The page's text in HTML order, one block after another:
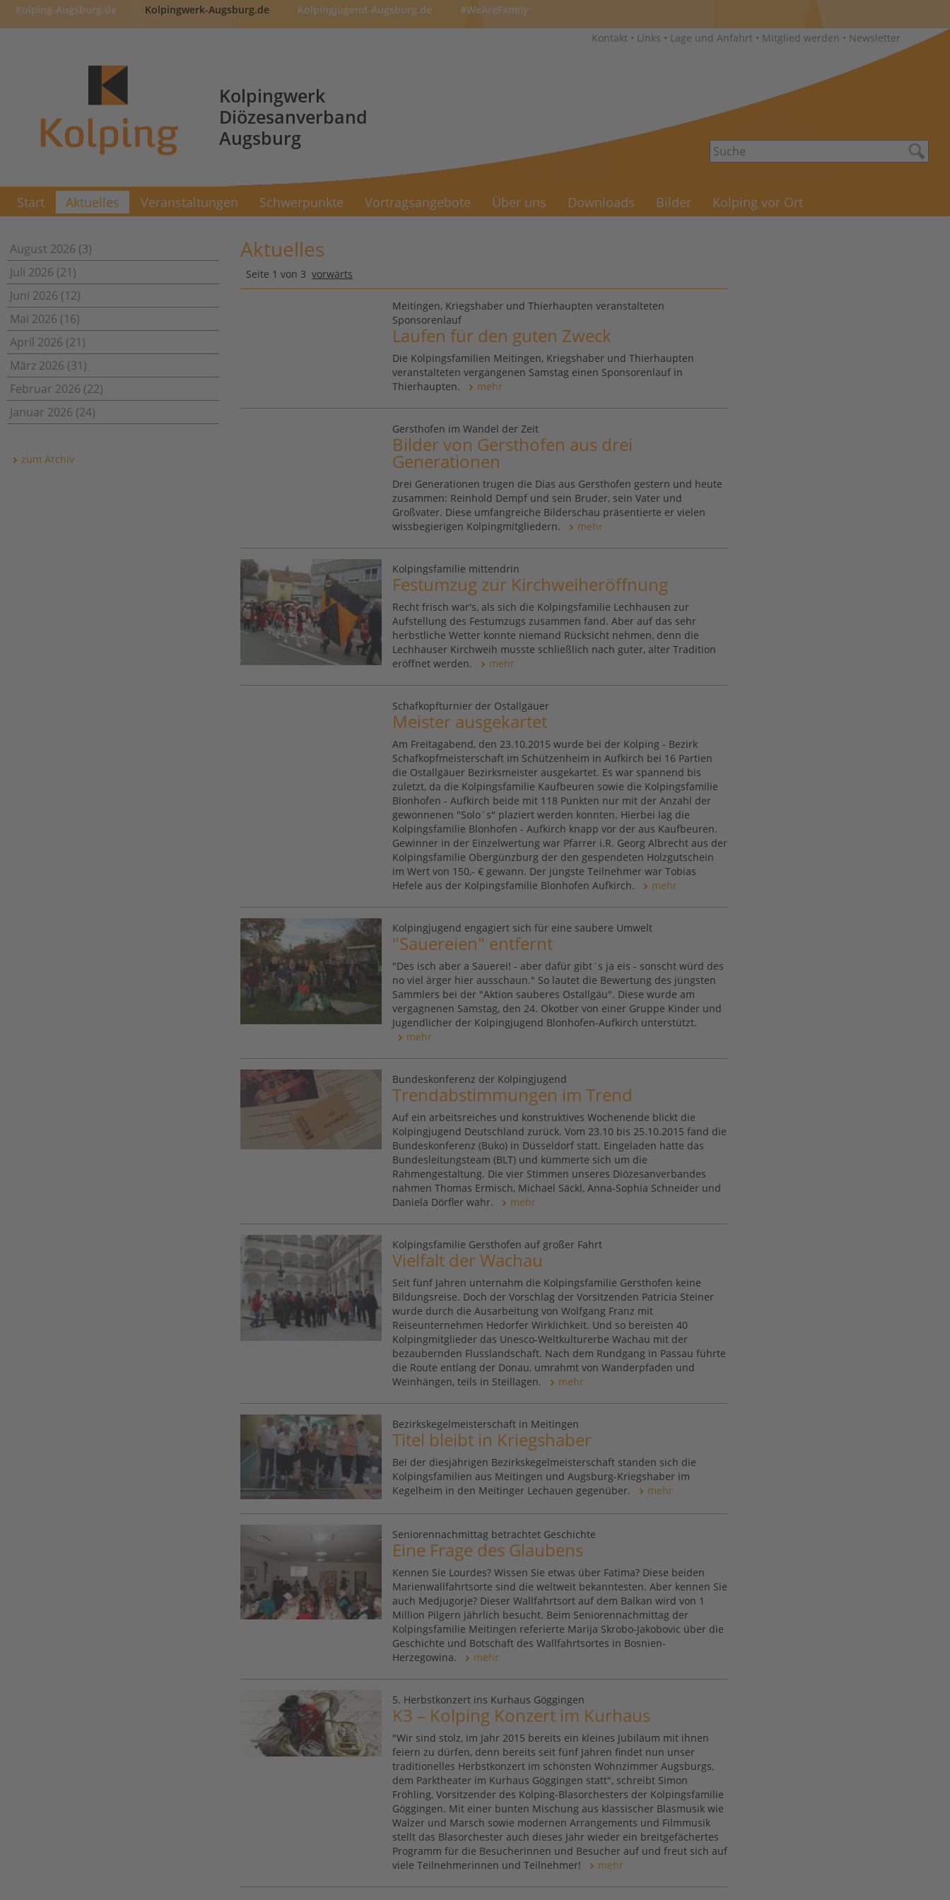
Kolping-Augsburg.de Kolpingwerk-Augsburg.de Kolpingjugend-Augsburg.de #WeAreFamily
Kontakt • Links • Lage und Anfahrt • Mitglied werden • Newsletter
Kolpingwerk
Diözesanverband
Augsburg
Start Aktuelles Veranstaltungen Schwerpunkte Vortragsangebote Über uns Downloads Bilder Kolping vor Ort
August 2026 (3)
Juli 2026 (21)
Juni 2026 (12)
Mai 2026 (16)
April 2026 (21)
März 2026 (31)
Februar 2026 (22)
Januar 2026 (24)
zum Archiv
Aktuelles
Seite 1 von 3 vorwärts
Meitingen, Kriegshaber und Thierhaupten veranstalteten
Sponsorenlauf
Laufen für den guten Zweck
Die Kolpingsfamilien Meitingen, Kriegshaber und Thierhaupten
veranstalteten vergangenen Samstag einen Sponsorenlauf in
Thierhaupten.
mehr
Gersthofen im Wandel der Zeit
Bilder von Gersthofen aus drei
Generationen
Drei Generationen trugen die Dias aus Gersthofen gestern und heute
zusammen: Reinhold Dempf und sein Bruder, sein Vater und
Großvater. Diese umfangreiche Bilderschau präsentierte er vielen
wissbegierigen Kolpingmitgliedern.
mehr
Kolpingsfamilie mittendrin
Festumzug zur Kirchweiheröffnung
Recht frisch war's, als sich die Kolpingsfamilie Lechhausen zur
Aufstellung des Festumzugs zusammen fand. Aber auf das sehr
herbstliche Wetter konnte niemand Rücksicht nehmen, denn die
Lechhauser Kirchweih musste schließlich nach guter, alter Tradition
eröffnet werden.
mehr
Schafkopfturnier der Ostallgäuer
Meister ausgekartet
Am Freitagabend, den 23.10.2015 wurde bei der Kolping - Bezirk
Schafkopfmeisterschaft im Schützenheim in Aufkirch bei 16 Partien
die Ostallgäuer Bezirksmeister ausgekartet. Es war spannend bis
zuletzt, da die Kolpingsfamilie Kaufbeuren sowie die Kolpingsfamilie
Blonhofen - Aufkirch beide mit 118 Punkten nur mit der Anzahl der
gewonnenen "Solo`s" plaziert werden konnten. Hierbei lag die
Kolpingsfamilie Blonhofen - Aufkirch knapp vor der aus Kaufbeuren.
Gewinner in der Einzelwertung war Pfarrer i.R. Georg Albrecht aus der
Kolpingsfamilie Obergünzburg der den gespendeten Holzgutschein
im Wert von 150,- € gewann. Der jüngste Teilnehmer war Tobias
Hefele aus der Kolpingsfamilie Blonhofen Aufkirch.
mehr
Kolpingjugend engagiert sich für eine saubere Umwelt
"Sauereien" entfernt
"Des isch aber a Sauerei! - aber dafür gibt´s ja eis - sonscht würd des
no viel ärger hier ausschaun." So lautet die Bewertung des jüngsten
Sammlers bei der "Aktion sauberes Ostallgäu". Diese wurde am
vergagnenen Samstag, den 24. Okotber von einer Gruppe Kinder und
Jugendlicher der Kolpingjugend Blonhofen-Aufkirch unterstützt.
mehr
Bundeskonferenz der Kolpingjugend
Trendabstimmungen im Trend
Auf ein arbeitsreiches und konstruktives Wochenende blickt die
Kolpingjugend Deutschland zurück. Vom 23.10 bis 25.10.2015 fand die
Bundeskonferenz (Buko) in Düsseldorf statt. Eingeladen hatte das
Bundesleitungsteam (BLT) und kümmerte sich um die
Rahmengestaltung. Die vier Stimmen unseres Diözesanverbandes
nahmen Thomas Ermisch, Michael Säckl, Anna-Sophia Schneider und
Daniela Dörfler wahr.
mehr
Kolpingsfamilie Gersthofen auf großer Fahrt
Vielfalt der Wachau
Seit fünf Jahren unternahm die Kolpingsfamilie Gersthofen keine
Bildungsreise. Doch der Vorschlag der Vorsitzenden Patricia Steiner
wurde durch die Ausarbeitung von Wolfgang Franz mit
Reiseunternehmen Hedorfer Wirklichkeit. Und so bereisten 40
Kolpingmitglieder das Unesco-Weltkulturerbe Wachau mit der
bezaubernden Flusslandschaft. Nach dem Rundgang in Passau führte
die Route entlang der Donau, umrahmt von Wanderpfaden und
Weinhängen, teils in Steillagen.
mehr
Bezirkskegelmeisterschaft in Meitingen
Titel bleibt in Kriegshaber
Bei der diesjährigen Bezirkskegelmeisterschaft standen sich die
Kolpingsfamilien aus Meitingen und Augsburg-Kriegshaber im
Kegelheim in den Meitinger Lechauen gegenüber.
mehr
Seniorennachmittag betrachtet Geschichte
Eine Frage des Glaubens
Kennen Sie Lourdes? Wissen Sie etwas über Fatima? Diese beiden
Marienwallfahrtsorte sind die weltweit bekanntesten. Aber kennen Sie
auch Medjugorje? Dieser Wallfahrtsort auf dem Balkan wird von 1
Million Pilgern jährlich besucht. Beim Seniorennachmittag der
Kolpingsfamilie Meitingen referierte Marija Skrobo-Jakobovic über die
Geschichte und Botschaft des Wallfahrtsortes in Bosnien-
Herzegowina.
mehr
5. Herbstkonzert ins Kurhaus Göggingen
K3 – Kolping Konzert im Kurhaus
"Wir sind stolz, im Jahr 2015 bereits ein kleines Jubiläum mit ihnen
feiern zu dürfen, denn bereits seit fünf Jahren findet nun unser
traditionelles Herbstkonzert im schönsten Wohnzimmer Augsburgs,
dem Parktheater im Kurhaus Göggingen statt", schreibt Simon
Fröhling, Vorsitzender des Kolping-Blasorchesters der Kolpingsfamilie
Göggingen. Mit einer bunten Mischung aus klassischer Blasmusik wie
Walzer und Marsch sowie modernen Arrangements und Filmmusik
stellt das Blasorchester auch dieses Jahr wieder ein breitgefächertes
Programm für die Besucherinnen und Besucher auf und freut sich auf
viele Teilnehmerinnen und Teilnehmer!
mehr